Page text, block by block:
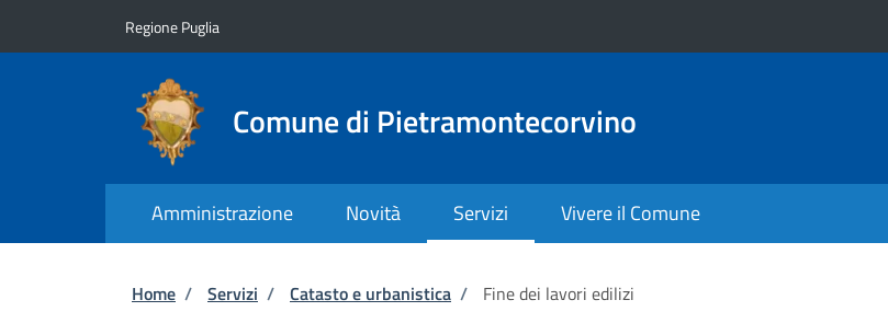
Regione Puglia
Comune di Pietramontecorvino
Amministrazione Novità Servizi Vivere il Comune
Briciole di pane
Home / Servizi / Catasto e urbanistica / Fine dei lavori edilizi